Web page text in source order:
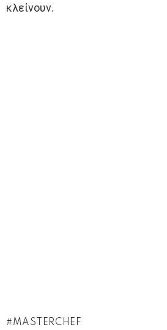
κλείνουν.
MASTERCHEF